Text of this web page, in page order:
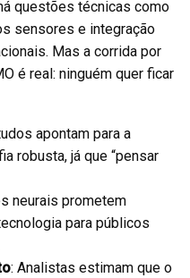
questões técnicas como
sensores e integração
Mas a corrida por
é real: ninguém quer ficar
apontam para a
robusta, já que “pensar
neurais prometem
para públicos
: Analistas estimam que o